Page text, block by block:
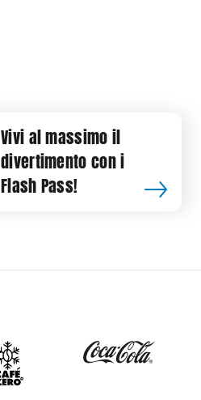
Vivi al massimo il
divertimento con i
Flash Pass!